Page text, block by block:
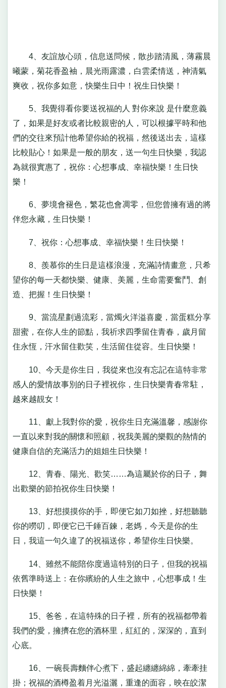
4、友誼放心頭，信息送問候，散步踏清風，薄霧晨
曦蒙，菊花香盈袖，晨光雨露濃，白雲柔情送，神清氣
爽收，祝你多如意，快樂生日中！祝生日快樂！
5、我覺得看你要送祝福的人 對你來說 是什麼意義
了，如果是好友或者比較親密的人，可以根據平時和他
們的交往來預計他希望你給的祝福，然後送出去，這樣
比較貼心！如果是一般的朋友，送一句生日快樂，我認
為就很實惠了，祝你：心想事成、幸福快樂！生日快
樂！
6、夢境會褪色，繁花也會凋零，但您曾擁有過的將
伴您永藏，生日快樂！
7、祝你：心想事成、幸福快樂！生日快樂！
8、羨慕你的生日是這樣浪漫，充滿詩情畫意，只希
望你的每一天都快樂、健康、美麗，生命需要奮鬥、創
造、把握！生日快樂！
9、當流星劃過流彩，當燭火洋溢喜慶，當蛋糕分享
甜蜜，在你人生的節點，我祈求四季留住青春，歲月留
住永恆，汗水留住歡笑，生活留住從容。生日快樂！
10、今天是你生日，我從來也沒有忘記在這特非常
感人的愛情故事別的日子裡祝你，生日快樂青春常駐，
越來越靚女！
11、獻上我對你的愛，祝你生日充滿溫馨，感謝你
一直以來對我的關懷和照顧，祝我美麗的樂觀的熱情的
健康自信的充滿活力的姐姐生日快樂！
12、青春、陽光、歡笑……為這屬於你的日子，舞
出歡樂的節拍祝你生日快樂！
13、好想摸摸你的手，即便它如刀如挫，好想聽聽
你的嘮叨，即便它已千錘百鍊，老媽，今天是你的生
日，我這一句久違了的祝福送你，希望你生日快樂。
14、雖然不能陪你度過這特別的日子，但我的祝福
依舊準時送上：在你繽紛的人生之旅中，心想事成！生
日快樂！
15、爸爸，在這特殊的日子裡，所有的祝福都帶着
我們的愛，擁擠在您的酒杯里，紅紅的，深深的，直到
心底。
16、一碗長壽麵伴心煮下，盛起纏纏綿綿，牽牽挂
掛；祝福的酒樽盈着月光溢灑，重逢的面容，映在皎潔